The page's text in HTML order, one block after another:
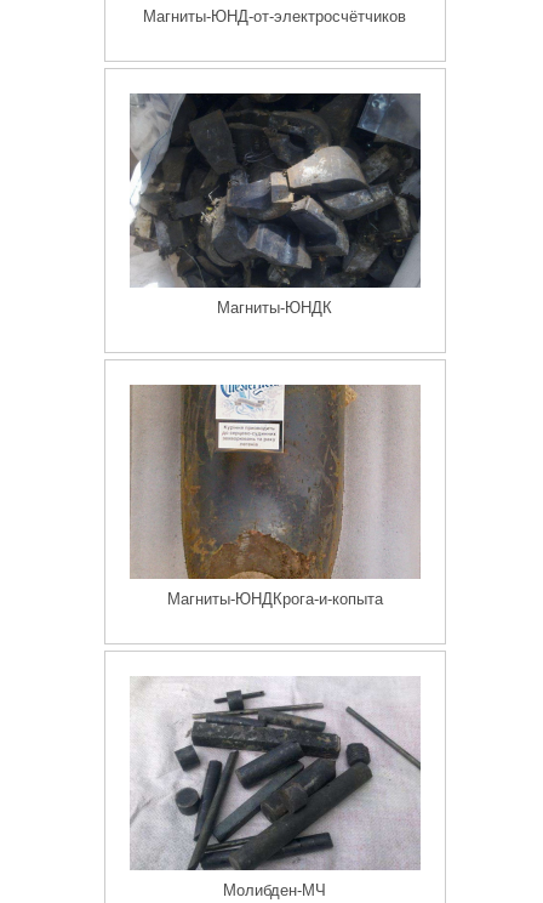
Магниты-ЮНД-от-электросчётчиков
Магниты-ЮНДК
Магниты-ЮНДКрога-и-копыта
Молибден-МЧ